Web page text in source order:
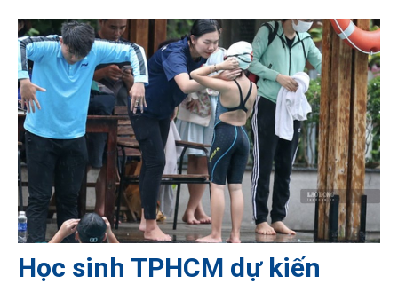
Học sinh TPHCM dự kiến